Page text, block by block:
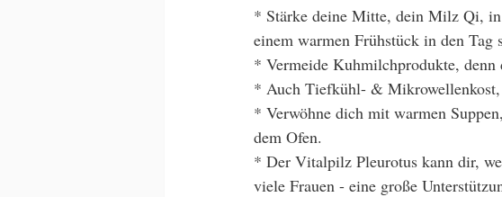
* Stärke deine Mitte, dein Milz Qi,
einem warmen Frühstück in den Tag
* Vermeide Kuhmilchprodukte,
* Auch Tiefkühl- &
* Verwöhne dich mit warmen
dem Ofen.
* Der Vitalpilz Pleurotus kann dir,
viele Frauen - eine große